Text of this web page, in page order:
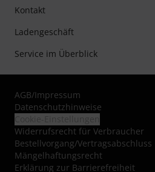
Kontakt
Ladengeschäft
Service im Überblick
AGB/Impressum
Datenschutzhinweise
Widerrufsrecht für Verbraucher
Bestellvorgang/Vertragsabschluss
Mängelhaftungsrecht
Erklärung zur Barrierefreiheit